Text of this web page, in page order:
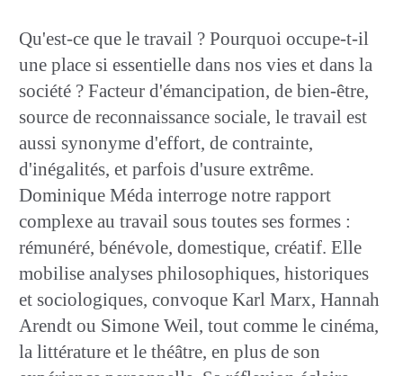
Qu'est-ce que le travail ? Pourquoi occupe-t-il
une place si essentielle dans nos vies et dans la
société ? Facteur d'émancipation, de bien-être,
source de reconnaissance sociale, le travail est
aussi synonyme d'effort, de contrainte,
d'inégalités, et parfois d'usure extrême.
Dominique Méda interroge notre rapport
complexe au travail sous toutes ses formes :
rémunéré, bénévole, domestique, créatif. Elle
mobilise analyses philosophiques, historiques
et sociologiques, convoque Karl Marx, Hannah
Arendt ou Simone Weil, tout comme le cinéma,
la littérature et le théâtre, en plus de son